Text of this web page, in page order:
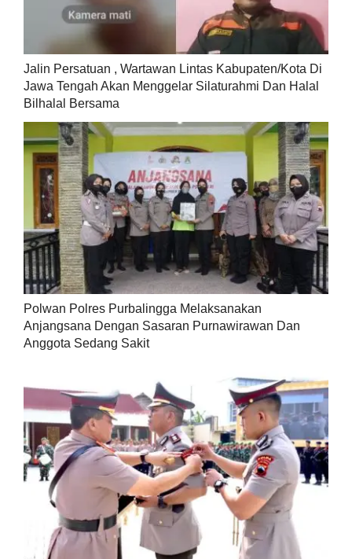
Jalin Persatuan , Wartawan Lintas Kabupaten/Kota Di
Jawa Tengah Akan Menggelar Silaturahmi Dan Halal
Bilhalal Bersama
Polwan Polres Purbalingga Melaksanakan
Anjangsana Dengan Sasaran Purnawirawan Dan
Anggota Sedang Sakit